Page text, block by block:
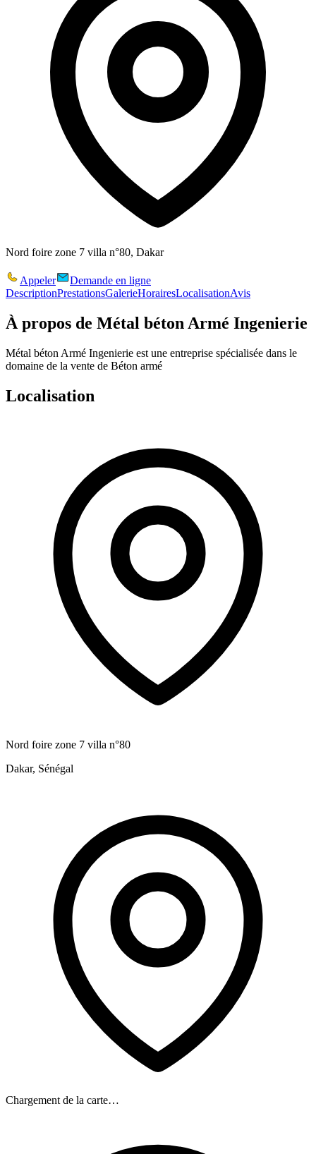
Nord foire zone 7 villa n°80, Dakar
Appeler
Demande en ligne
DescriptionPrestationsGalerieHorairesLocalisationAvis
À propos de Métal béton Armé Ingenierie
Métal béton Armé Ingenierie est une entreprise spécialisée dans le
domaine de la vente de Béton armé
Localisation
Nord foire zone 7 villa n°80
Dakar, Sénégal
Chargement de la carte…